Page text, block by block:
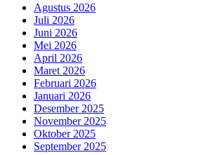
Agustus 2026
Juli 2026
Juni 2026
Mei 2026
April 2026
Maret 2026
Februari 2026
Januari 2026
Desember 2025
November 2025
Oktober 2025
September 2025